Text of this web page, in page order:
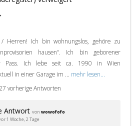
Herren! Ich bin wohnungslos, gehöre zu
hausen“. Ich bin geborener
Pass. Ich lebe seit ca. 1990 in Wien
in einer Garage im ... mehr lesen...
27 vorherige Antworten
Antwort von wowofofo
1 Woche, 2 Tage